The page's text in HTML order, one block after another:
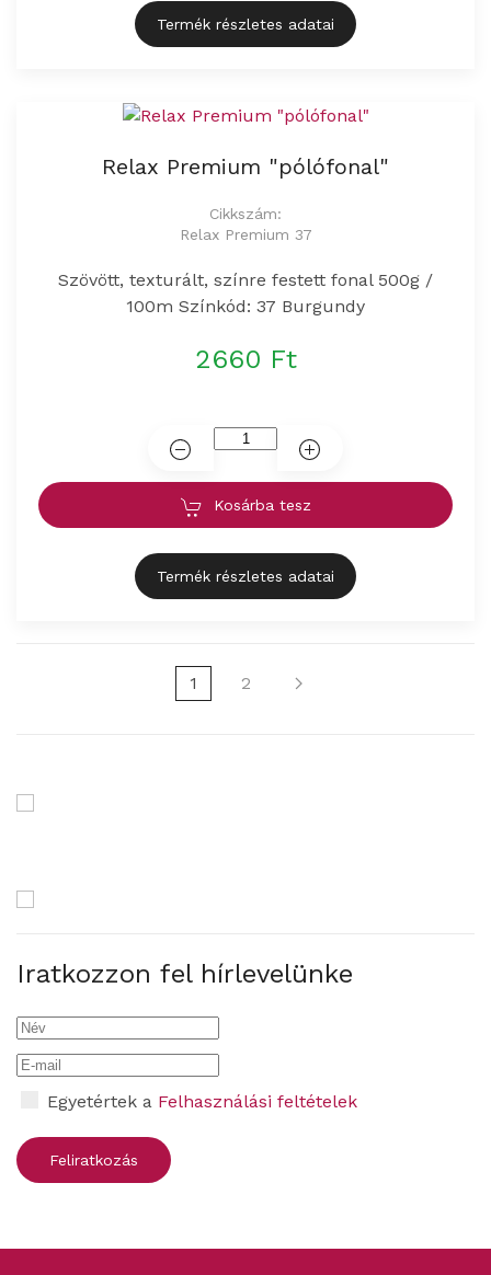
Iratkozzon fel hírlevelünke
Egyetértek a Felhasználási feltételek
Termék részletes adatai
Relax Premium "pólófonal"
Cikkszám:
Relax Premium 37
Szövött, texturált, színre festett fonal 500g /
100m Színkód: 37 Burgundy
2660 Ft
Kosárba tesz
Termék részletes adatai
1 2